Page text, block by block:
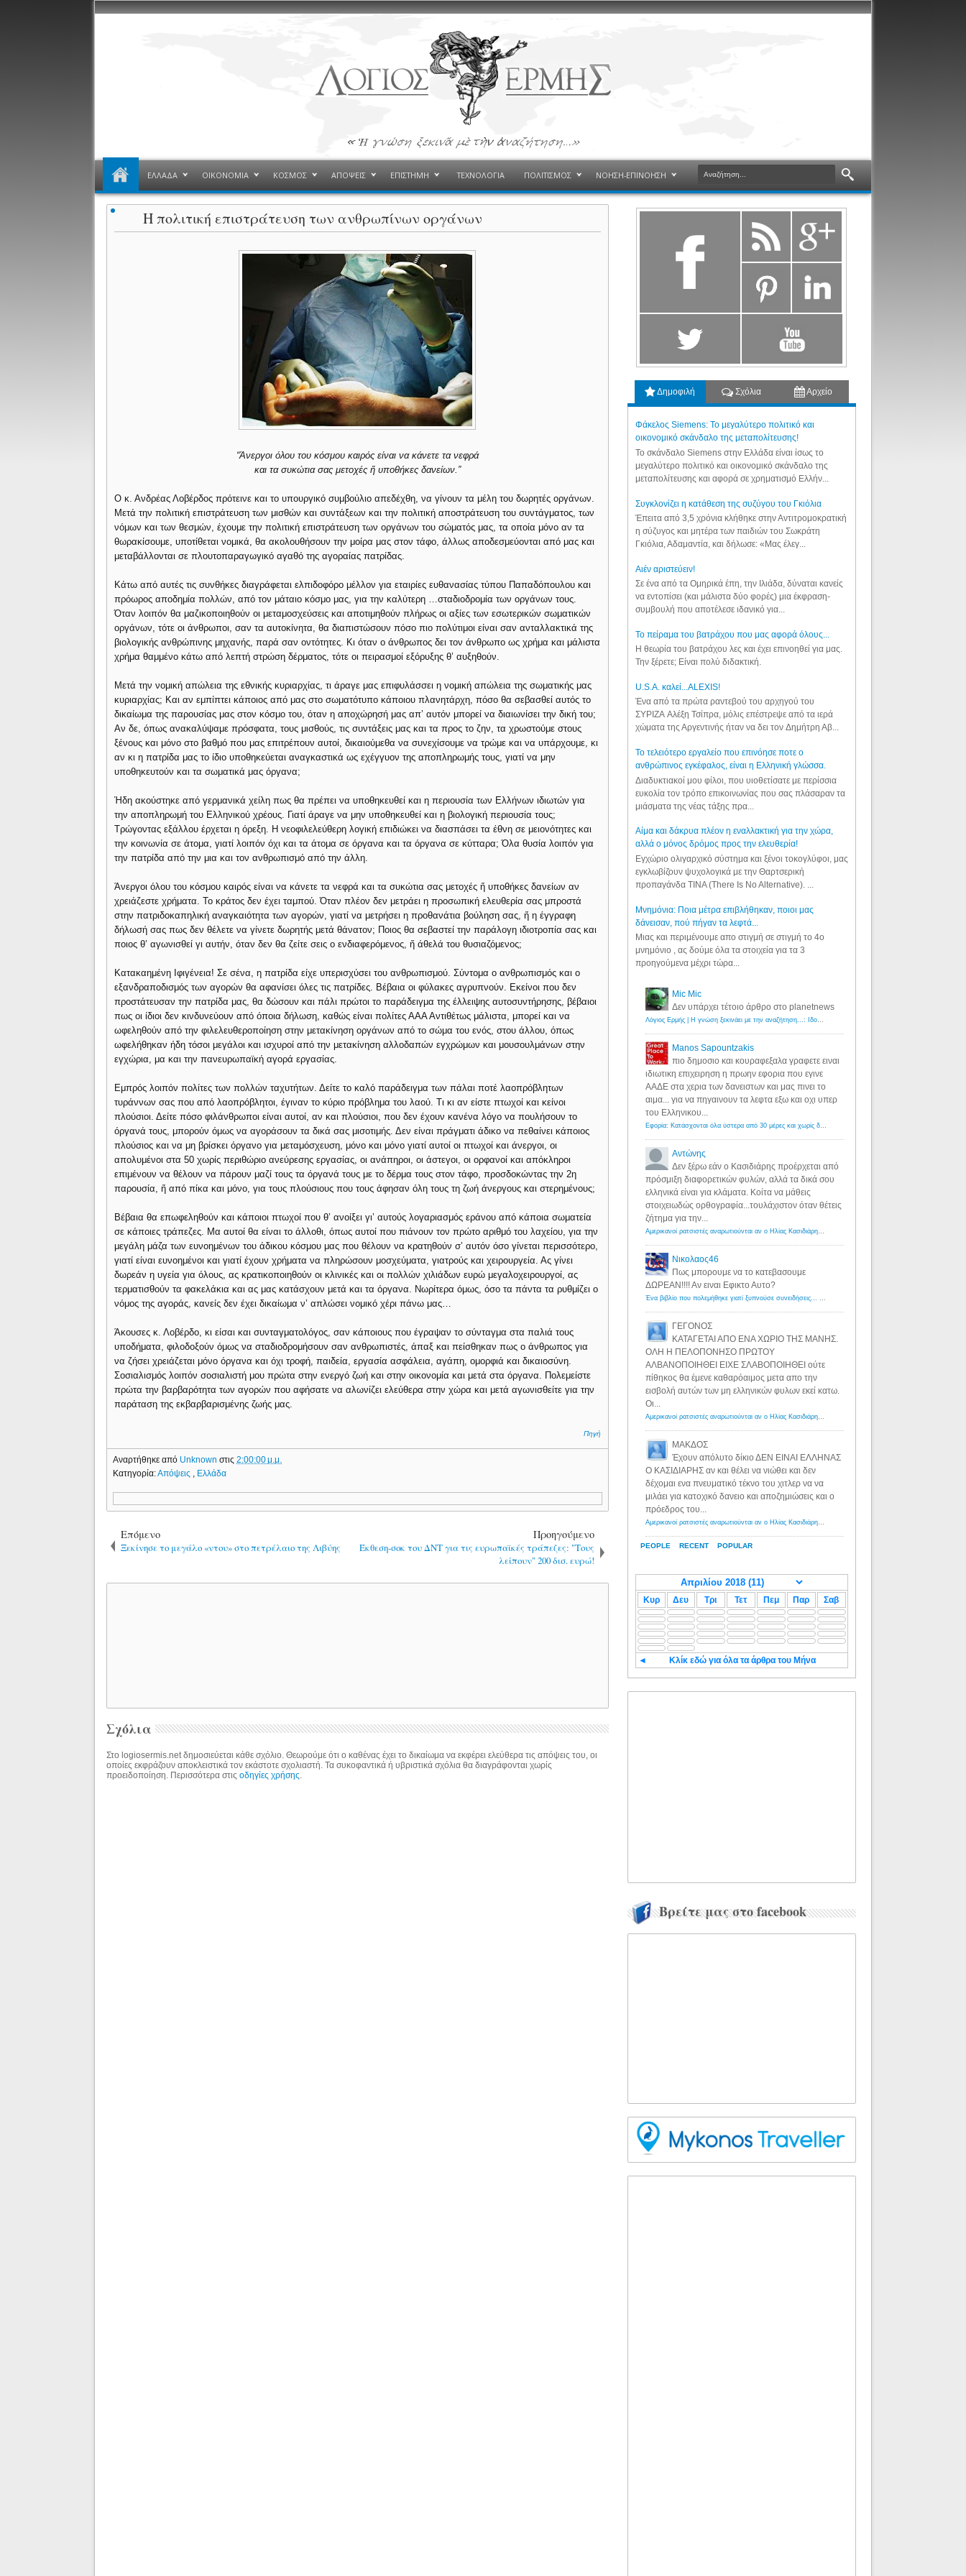
ΕΛΛΑΔΑ ΟΙΚΟΝΟΜΙΑ ΚΟΣΜΟΣ ΑΠΟΨΕΙΣ ΕΠΙΣΤΗΜΗ ΤΕΧΝΟΛΟΓΙΑ ΠΟΛΙΤΙΣΜΟΣ ΝΟΗΣΗ-ΕΠΙΝΟΗΣΗ
Η πολιτική επιστράτευση των ανθρωπίνων οργάνων
“Άνεργοι όλου του κόσμου καιρός είναι να κάνετε τα νεφρά
και τα συκώτια σας μετοχές ἤ υποθήκες δανείων.”
Ο κ. Ανδρέας Λοβέρδος πρότεινε και το υπουργικό συμβούλιο απεδέχθη, να γίνουν τα μέλη του δωρητές οργάνων.
Μετά την πολιτική επιστράτευση των μισθών και συντάξεων και την πολιτική αποστράτευση του συντάγματος, των
νόμων και των θεσμών, έχουμε την πολιτική επιστράτευση των οργάνων του σώματός μας, τα οποία μόνο αν τα
θωρακίσουμε, υποτίθεται νομικά, θα ακολουθήσουν την μοίρα μας στον τάφο, άλλως αποδεσμεύονται από μας και
μεταβάλλονται σε πλουτοπαραγωγικό αγαθό της αγοραίας πατρίδας.
Κάτω από αυτές τις συνθήκες διαγράφεται ελπιδοφόρο μέλλον για εταιρίες ευθανασίας τύπου Παπαδόπουλου και
πρόωρος αποδημία πολλών, από τον μάταιο κόσμο μας, για την καλύτερη …σταδιοδρομία των οργάνων τους.
Όταν λοιπόν θα μαζικοποιηθούν οι μεταμοσχεύσεις και αποτιμηθούν πλήρως οι αξίες των εσωτερικών σωματικών
οργάνων, τότε οι άνθρωποι, σαν τα αυτοκίνητα, θα διαπιστώσουν πόσο πιο πολύτιμοι είναι σαν ανταλλακτικά της
βιολογικής ανθρώπινης μηχανής, παρά σαν οντότητες. Κι όταν ο άνθρωπος δει τον άνθρωπο ως χρήμα και μάλιστα
χρήμα θαμμένο κάτω από λεπτή στρώση δέρματος, τότε οι πειρασμοί εξόρυξης θ’ αυξηθούν.
Μετά την νομική απώλεια της εθνικής κυριαρχίας, τι άραγε μας επιφυλάσσει η νομική απώλεια της σωματικής μας
κυριαρχίας; Και αν εμπίπτει κάποιος από μας στο σωματότυπο κάποιου πλανητάρχη, πόσο θα σεβασθεί αυτός το
δικαίωμα της παρουσίας μας στον κόσμο του, όταν η αποχώρησή μας απ’ αυτόν μπορεί να διαιωνίσει την δική του;
Αν δε, όπως ανακαλύψαμε πρόσφατα, τους μισθούς, τις συντάξεις μας και τα προς το ζην, τα χρωστούμε στους
ξένους και μόνο στο βαθμό που μας επιτρέπουν αυτοί, δικαιούμεθα να συνεχίσουμε να τρώμε και να υπάρχουμε, κι
αν κι η πατρίδα μας το ίδιο υποθηκεύεται αναγκαστικά ως εχέγγυον της αποπληρωμής τους, γιατί να μην
υποθηκευτούν και τα σωματικά μας όργανα;
Ήδη ακούστηκε από γερμανικά χείλη πως θα πρέπει να υποθηκευθεί και η περιουσία των Ελλήνων ιδιωτών για
την αποπληρωμή του Ελληνικού χρέους. Γιατί άραγε να μην υποθηκευθεί και η βιολογική περιουσία τους;
Τρώγοντας εξάλλου έρχεται η όρεξη. Η νεοφιλελεύθερη λογική επιδιώκει να διασπάσει τα έθνη σε μειονότητες και
την κοινωνία σε άτομα, γιατί λοιπόν όχι και τα άτομα σε όργανα και τα όργανα σε κύτταρα; Όλα θυσία λοιπόν για
την πατρίδα από την μια και τον ανθρωπισμό από την άλλη.
Άνεργοι όλου του κόσμου καιρός είναι να κάνετε τα νεφρά και τα συκώτια σας μετοχές ἤ υποθήκες δανείων αν
χρειάζεστε χρήματα. Το κράτος δεν έχει ταμπού. Όταν πλέον δεν μετράει η προσωπική ελευθερία σας μπροστά
στην πατριδοκαπηλική αναγκαιότητα των αγορών, γιατί να μετρήσει η προθανάτια βούληση σας, ἤ η έγγραφη
δήλωσή σας πως δεν θέλετε να γίνετε δωρητής μετά θάνατον; Ποιος θα σεβαστεί την παράλογη ιδιοτροπία σας και
ποιος θ’ αγωνισθεί γι αυτήν, όταν δεν θα ζείτε σεις ο ενδιαφερόμενος, ἤ άθελά του θυσιαζόμενος;
Κατακαημένη Ιφιγένεια! Σε σένα, η πατρίδα είχε υπερισχύσει του ανθρωπισμού. Σύντομα ο ανθρωπισμός και ο
εξανδραποδισμός των αγορών θα αφανίσει όλες τις πατρίδες. Βέβαια οι φύλακες αγρυπνούν. Εκείνοι που δεν
προστάτευσαν την πατρίδα μας, θα δώσουν και πάλι πρώτοι το παράδειγμα της έλλειψης αυτοσυντήρησης, βέβαιοι
πως οι ίδιοι δεν κινδυνεύουν από όποια δήλωση, καθώς είναι πολίτες ΑΑΑ Αντιθέτως μάλιστα, μπορεί και να
ωφεληθούν από την φιλελευθεροποίηση στην μετακίνηση οργάνων από το σώμα του ενός, στου άλλου, όπως
ωφελήθηκαν ήδη τόσοι μεγάλοι και ισχυροί από την μετακίνηση αλλοδαπών εγχρώμων και μουσουλμάνων στην
εγχώρια, μα και την πανευρωπαϊκή αγορά εργασίας.
Εμπρός λοιπόν πολίτες των πολλών ταχυτήτων. Δείτε το καλό παράδειγμα των πάλαι ποτέ λαοπρόβλητων
τυράννων σας που από λαοπρόβλητοι, έγιναν το κύριο πρόβλημα του λαού. Τι κι αν είστε πτωχοί και κείνοι
πλούσιοι. Δείτε πόσο φιλάνθρωποι είναι αυτοί, αν και πλούσιοι, που δεν έχουν κανένα λόγο να πουλήσουν το
όργανά τους, μπορούν όμως να αγοράσουν τα δικά σας μισοτιμής. Δεν είναι πράγματι άδικο να πεθαίνει κάποιος
πλούσιος και να μη βρίσκει όργανο για μεταμόσχευση, μόνο και μόνο γιατί αυτοί οι πτωχοί και άνεργοι, οι
απολυμένοι στα 50 χωρίς περιθώριο ανεύρεσης εργασίας, οι ανάπηροι, οι άστεγοι, οι ορφανοί και απόκληροι
επιμένουν να θέλουν να πάρουν μαζί τους τα όργανά τους με το δέρμα τους στον τάφο, προσδοκώντας την 2η
παρουσία, ἤ από πίκα και μόνο, για τους πλούσιους που τους άφησαν όλη τους τη ζωή άνεργους και στερημένους;
Βέβαια θα επωφεληθούν και κάποιοι πτωχοί που θ’ ανοίξει γι’ αυτούς λογαριασμός εράνου από κάποια σωματεία
σε κάποιες τράπεζες. Μα αυτοί θα είναι το άλλοθι, όπως αυτοί που πιάνουν τον πρώτο αριθμό του λαχείου, για την
μεγάλη μάζα των ευνοημένων του άδικου κόσμου μας που θέλουν να κρατηθούν σ’ αυτόν όσο γίνεται περισσότερο,
γιατί είναι ευνοημένοι και γιατί έχουν χρήματα να πληρώσουν μοσχεύματα, γιατρούς και χειρουργεία. Ας γίνει
δωρεάν η υγεία για όλους, ας κρατικοποιηθούν οι κλινικές και οι πολλών χιλιάδων ευρώ μεγαλοχειρουργοί, ας
τερματισθούν τα φακελάκια και ας μας κατάσχουν μετά και τα όργανα. Νωρίτερα όμως, όσο τα πάντα τα ρυθμίζει ο
νόμος της αγοράς, κανείς δεν έχει δικαίωμα ν’ απλώσει νομικό χέρι πάνω μας…
Άκουσες κ. Λοβέρδο, κι είσαι και συνταγματολόγος, σαν κάποιους που έγραψαν το σύνταγμα στα παλιά τους
υποδήματα, φιλοδοξούν όμως να σταδιοδρομήσουν σαν ανθρωπιστές, άπαξ και πείσθηκαν πως ο άνθρωπος για
να ζήσει χρειάζεται μόνο όργανα και όχι τροφή, παιδεία, εργασία ασφάλεια, αγάπη, ομορφιά και δικαιοσύνη.
Σοσιαλισμός λοιπόν σοσιαλιστή μου πρώτα στην ενεργό ζωή και στην οικονομία και μετά στα όργανα. Πολεμείστε
πρώτα την βαρβαρότητα των αγορών που αφήσατε να αλωνίζει ελεύθερα στην χώρα και μετά αγωνισθείτε για την
παράταση της εκβαρβαρισμένης ζωής μας.
Πηγή
Αναρτήθηκε από Unknownστις2:00:00 μ.μ.
Κατηγορία:Απόψεις Ελλάδα
Επόμενο
Ξεκίνησε το μεγάλο «ντου» στο πετρέλαιο της Λιβύης
Προηγούμενο
Έκθεση-σοκ του ΔΝΤ για τις ευρωπαϊκές τράπεζες: "Τους
λείπουν" 200 δισ. ευρώ!
Σχόλια
Στο logiosermis.net δημοσιεύεται κάθε σχόλιο. Θεωρούμε ότι ο καθένας έχει το δικαίωμα να εκφέρει ελεύθερα τις απόψεις του, οι
οποίες εκφράζουν αποκλειστικά τον εκάστοτε σχολιαστή. Τα συκοφαντικά ή υβριστικά σχόλια θα διαγράφονται χωρίς
προειδοποίηση. Περισσότερα στιςοδηγίες χρήσης
Δημοφιλή Σχόλια Αρχείο
Φάκελος Siemens: Το μεγαλύτερο πολιτικό και
οικονομικό σκάνδαλο της μεταπολίτευσης!
Το σκάνδαλο Siemens στην Ελλάδα είναι ίσως το
μεγαλύτερο πολιτικό και οικονομικό σκάνδαλο της
μεταπολίτευσης και αφορά σε χρηματισμό Ελλήν...
Συγκλονίζει η κατάθεση της συζύγου του Γκιόλια
Έπειτα από 3,5 χρόνια κλήθηκε στην Αντιτρομοκρατική
η σύζυγος και μητέρα των παιδιών του Σωκράτη
Γκιόλια, Αδαμαντία, και δήλωσε: «Μας έλεγ...
Aιέν αριστεύειν!
Σε ένα από τα Ομηρικά έπη, την Ιλιάδα, δύναται κανείς
να εντοπίσει (και μάλιστα δύο φορές) μια έκφραση-
συμβουλή που αποτέλεσε ιδανικό για...
Το πείραμα του βατράχου που μας αφορά όλους...
Η θεωρία του βατράχου λες και έχει επινοηθεί για μας.
Την ξέρετε; Είναι πολύ διδακτική.
U.S.A. καλεί...ALEXIS!
Ένα από τα πρώτα ραντεβού του αρχηγού του
ΣΥΡΙΖΑ Αλέξη Τσίπρα, μόλις επέστρεψε από τα ιερά
χώματα της Αργεντινής ήταν να δει τον Δημήτρη Αβ...
Το τελειότερο εργαλείο που επινόησε ποτε ο
ανθρώπινος εγκέφαλος, είναι η Ελληνική γλώσσα.
Διαδυκτιακοί μου φίλοι, που υιοθετίσατε με περίσσια
ευκολία τον τρόπο επικοινωνίας που σας πλάσαραν τα
μιάσματα της νέας τάξης πρα...
Αίμα και δάκρυα πλέον η εναλλακτική για την χώρα,
αλλά ο μόνος δρόμος προς την ελευθερία!
Εγχώριο ολιγαρχικό σύστημα και ξένοι τοκογλύφοι, μας
εγκλωβίζουν ψυχολογικά με την Θαρτσερική
προπαγάνδα TINA (There Is No Alternative). ...
Μνημόνια: Ποια μέτρα επιβλήθηκαν, ποιοι μας
δάνεισαν, πού πήγαν τα λεφτά...
Μιας και περιμένουμε απο στιγμή σε στιγμή το 4ο
μνημόνιο , ας δούμε όλα τα στοιχεία για τα 3
προηγούμενα μέχρι τώρα...
PEOPLE RECENT POPULAR
Mic Mic
Δεν υπάρχει τέτοιο άρθρο στο planetnews
Λόγιος Ερμής | Η γνώση ξεκινάει με την αναζήτηση...: Ιδού οι 18 που χρωστούν 11 δις ευρώ!
Manos Sapountzakis
πιο δημοσιο και κουραφεξαλα γραφετε ειναι
ιδιωτικη επιχειρηση η πρωην εφορια που εγινε
ΑΑΔΕ στα χερια των δανειστων και μας πινει το
αιμα... για να πηγαινουν τα λεφτα εξω και οχι υπερ
του Ελληνικου...
Εφορία: Κατάσχονται όλα ύστερα από 30 μέρες και χωρίς δικαστικές αποφάσεις - Λόγιος Ερμής
Αντώνης
Δεν ξέρω εάν ο Κασιδιάρης προέρχεται από
πρόσμιξη διαφορετικών φυλών, αλλά τα δικά σου
ελληνικά είναι για κλάματα. Κοίτα να μάθεις
στοιχειωδώς ορθογραφία...τουλάχιστον όταν θέτεις
ζήτημα για την...
Αμερικανοί ρατσιστές αναρωτιούνται αν ο Ηλίας Κασιδιάρης ανήκει στη λευκή φυλή... - Λόγιος Ερμής
Νικολαος46
Πως μπορουμε να το κατεβασουμε
ΔΩΡΕΑΝ!!!! Αν ειναι Εφικτο Αυτο?
Ένα βιβλίο που πολεμήθηκε γιατί ξυπνούσε συνειδήσεις... - Λόγιος Ερμής | Η γνώση ξεκινάει με την αναζήτηση...
ΓΕΓΟΝΟΣ
ΚΑΤΑΓΕΤΑΙ ΑΠΟ ΕΝΑ ΧΩΡΙΟ ΤΗΣ ΜΑΝΗΣ.
ΟΛΗ Η ΠΕΛΟΠΟΝΗΣΟ ΠΡΩΤΟΥ
ΑΛΒΑΝΟΠΟΙΗΘΕΙ ΕΙΧΕ ΣΛΑΒΟΠΟΙΗΘΕΙ ούτε
πίθηκος θα έμενε καθαρόαιμος μετα απο την
εισβολή αυτών των μη ελληνικών φυλων εκεί κατω.
Οι...
Αμερικανοί ρατσιστές αναρωτιούνται αν ο Ηλίας Κασιδιάρης ανήκει στη λευκή φυλή... - Λόγιος Ερμής
ΜΑΚΔΟΣ
Έχουν απόλυτο δίκιο ΔΕΝ ΕΙΝΑΙ ΕΛΛΗΝΑΣ
Ο ΚΑΣΙΔΙΑΡΗΣ αν και θέλει να νιώθει και δεν
δέχομαι ενα πνευματικό τέκνο του χιτλερ να να
μιλάει για κατοχικό δανειο και αποζημιώσεις και ο
πρόεδρος του...
Αμερικανοί ρατσιστές αναρωτιούνται αν ο Ηλίας Κασιδιάρης ανήκει στη λευκή φυλή... - Λόγιος Ερμής
Κυρ Δευ Τρι Τετ Πεμ Παρ Σαβ
◄ Κλίκ εδώ για όλα τα άρθρα του Μήνα
Βρείτε μας στο facebook